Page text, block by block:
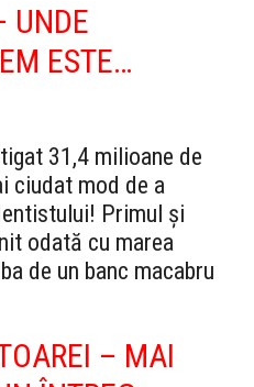
UNDE
ESTE…
31,4 milioane de
ciudat mod de a
Primul și
odată cu marea
de un banc macabru
– MAI